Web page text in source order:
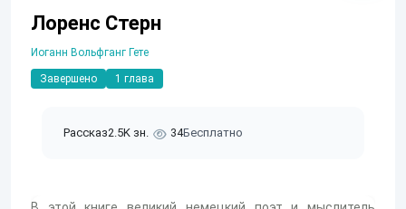
Лоренс Стерн
Иоганн Вольфганг Гете
Завершено 1 глава
Рассказ2.5K зн. 34Бесплатно